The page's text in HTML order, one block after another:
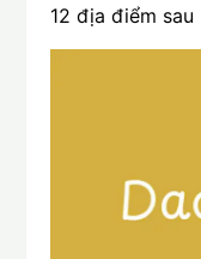
12 địa điểm sau